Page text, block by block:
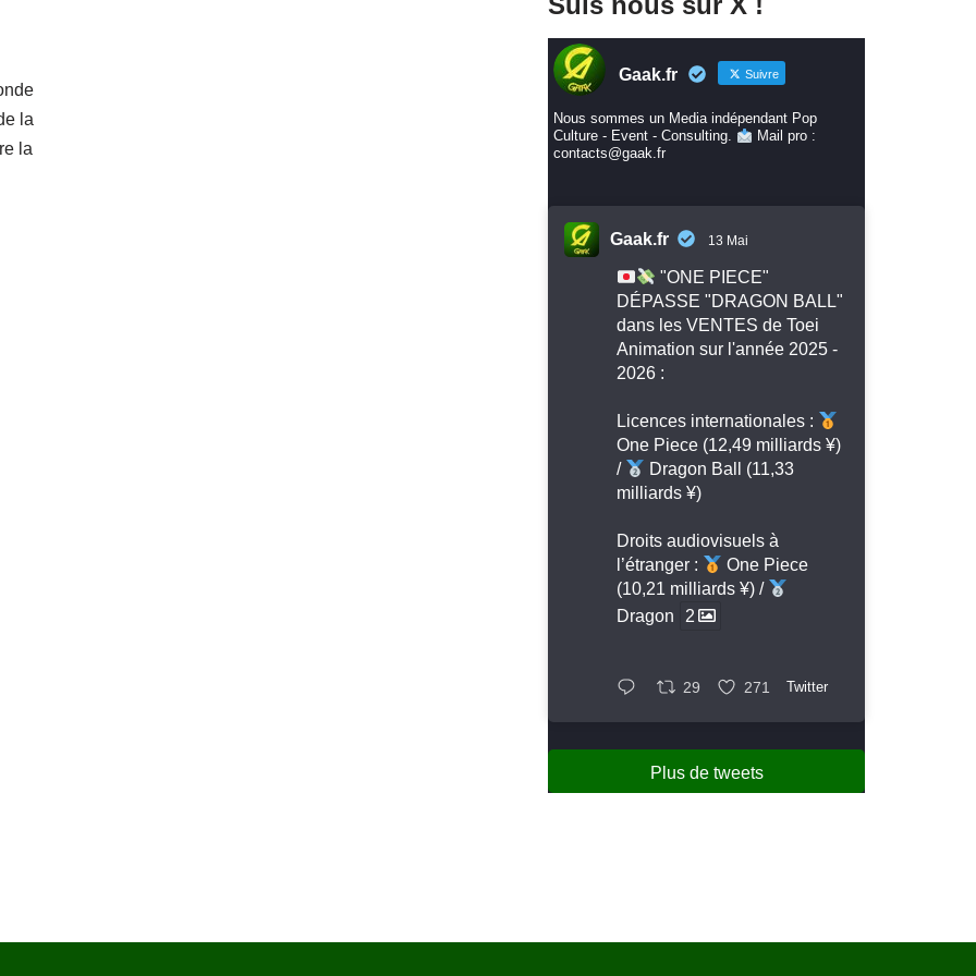
la
la
Gaak.fr Suivre
Nous sommes un Media indépendant Pop
Culture - Event - Consulting.
Mail pro :
contacts@gaak.fr
Gaak.fr 13 Mai
"ONE PIECE"
DÉPASSE "DRAGON BALL"
dans les VENTES de Toei
Animation sur l'année 2025 -
2026 :
Licences internationales :
One Piece (12,49 milliards ¥)
/
Dragon Ball (11,33
milliards ¥)
Droits audiovisuels à
l’étranger :
One Piece
(10,21 milliards ¥) /
Dragon
2
29 271 Twitter
Plus de tweets